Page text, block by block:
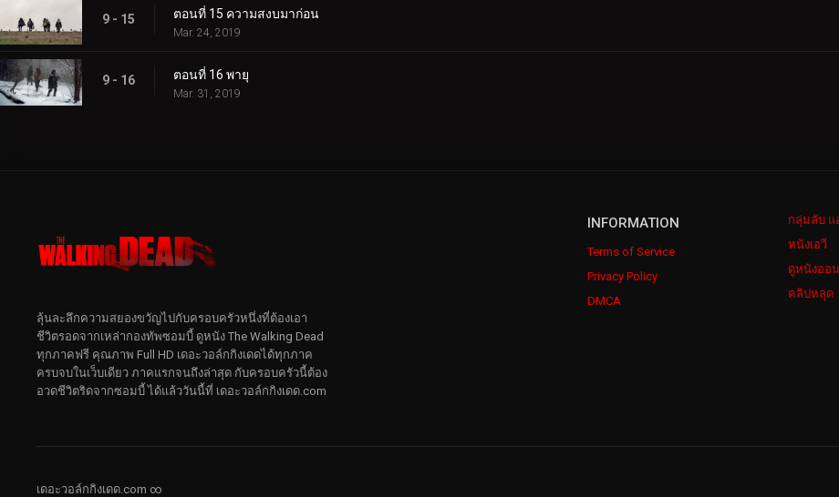
9 - 15 ตอนที่ 15 ความสงบมาก่อน
Mar. 24, 2019
9 - 16 ตอนที่ 16 พายุ
Mar. 31, 2019
INFORMATION
Terms of Service
Privacy Policy
DMCA
กลุ่มลับ แ
หนังเอวี
ดูหนังออ
คลิปหลุด
ลุ้นละลึกความสยองขวัญไปกับครอบครัวหนึ่งที่ต้องเอา
ชีวิตรอดจากเหล่ากองทัพซอมบี้ ดูหนัง The Walking Dead
ทุกภาคฟรี คุณภาพ Full HD เดอะวอล์กกิงเดดได้ทุกภาค
ครบจบในเว็บเดียว ภาคแรกจนถึงล่าสุด กับครอบครัวนี้ต้อง
อวดชีวิตริดจากซอมบี้ ได้แล้ววันนี้ที่ เดอะวอล์กกิงเดด.com
เดอะวอล์กกิงเดด.com ∞